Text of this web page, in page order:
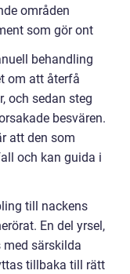
områden
som gör ont
behandling
om att återfå
och sedan steg
besvären.
att den som
och kan guida i
till nackens
En del yrsel,
särskilda
tillbaka till rätt